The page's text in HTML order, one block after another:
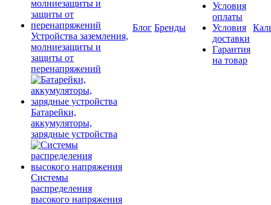
Устройства заземления,
молниезащиты и
защиты от
перенапряжений
Батарейки,
аккумуляторы,
зарядные устройства
Системы
распределения
высокого напряжения
Блог Бренды
Условия
оплаты
Условия
доставки
Гарантия
на товар